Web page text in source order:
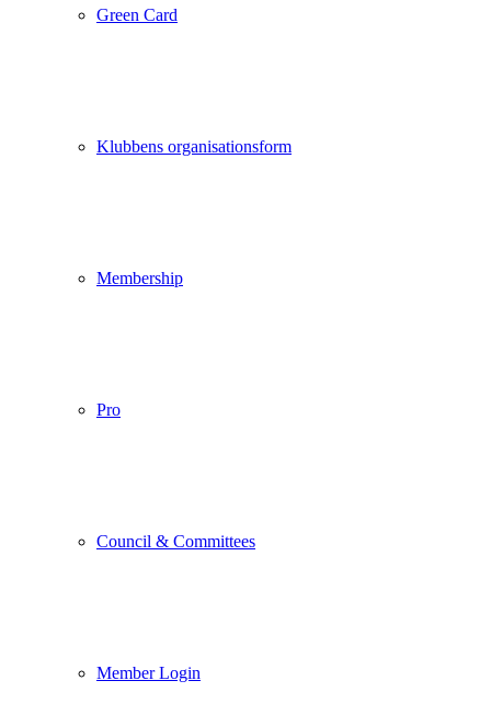
Green Card
Klubbens organisationsform
Membership
Pro
Council & Committees
Member Login